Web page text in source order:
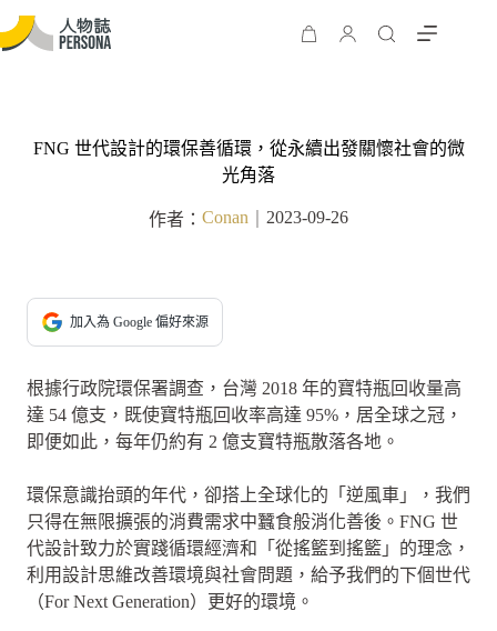
FNG 世代設計的環保善循環，從永續出發關懷社會的微
光角落
作者： Conan 2023-09-26
加入為 Google 偏好來源
根據行政院環保署調查，台灣 2018 年的寶特瓶回收量高
達 54 億支，既使寶特瓶回收率高達 95%，居全球之冠，
即便如此，每年仍約有 2 億支寶特瓶散落各地。
環保意識抬頭的年代，卻搭上全球化的「逆風車」，我們
只得在無限擴張的消費需求中蠶食般消化善後。FNG 世
代設計致力於實踐循環經濟和「從搖籃到搖籃」的理念，
利用設計思維改善環境與社會問題，給予我們的下個世代
（For Next Generation）更好的環境。